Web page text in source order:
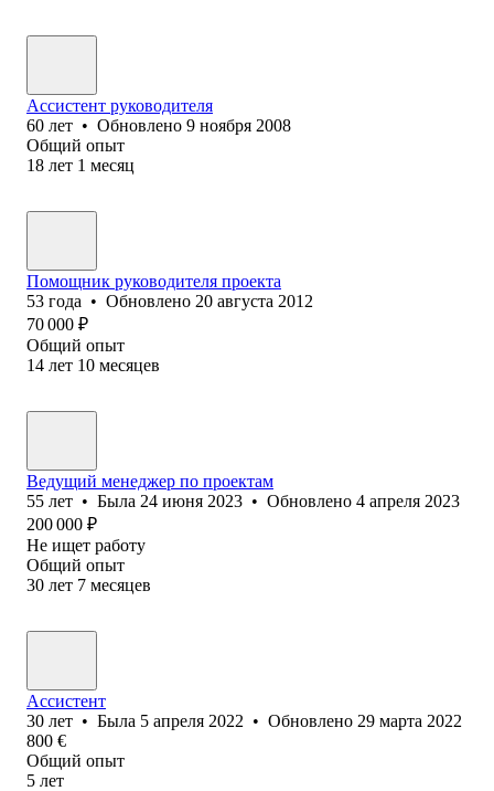
Ассистент руководителя
60 лет • Обновлено 9 ноября 2008
Общий опыт
18 лет 1 месяц
Помощник руководителя проекта
53 года • Обновлено 20 августа 2012
70 000 ₽
Общий опыт
14 лет 10 месяцев
Ведущий менеджер по проектам
55 лет • Была 24 июня 2023 • Обновлено 4 апреля 2023
200 000 ₽
Не ищет работу
Общий опыт
30 лет 7 месяцев
Ассистент
30 лет • Была 5 апреля 2022 • Обновлено 29 марта 2022
800 €
Общий опыт
5 лет